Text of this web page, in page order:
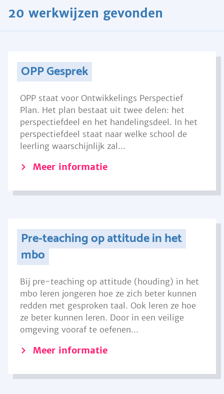
20 werkwijzen gevonden
OPP Gesprek
OPP staat voor Ontwikkelings Perspectief
Plan. Het plan bestaat uit twee delen: het
perspectiefdeel en het handelingsdeel. In het
perspectiefdeel staat naar welke school de
leerling waarschijnlijk zal...
Meer informatie
Pre-teaching op attitude in het
mbo
Bij pre-teaching op attitude (houding) in het
mbo leren jongeren hoe ze zich beter kunnen
redden met gesproken taal. Ook leren ze hoe
ze beter kunnen leren. Door in een veilige
omgeving vooraf te oefenen...
Meer informatie